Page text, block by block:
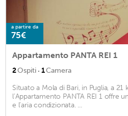
a partire da
75€
Appartamento PANTA REI 1
2Ospiti · 1Camera
Situato a Mola di Bari, in Puglia, a
l’Appartamento PANTA REI 1 offre
e l’aria condizionata. ...